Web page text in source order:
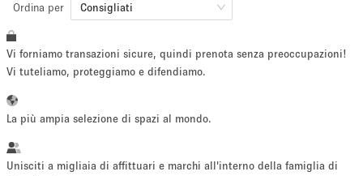
Dimensioni dello spazio
5000+ sq ft
~ 13 persone
Ordina per Consigliati
Vi forniamo transazioni sicure, quindi prenota senza preoccupazioni!
Vi tuteliamo, proteggiamo e difendiamo.
La più ampia selezione di spazi al mondo.
Unisciti a migliaia di affittuari e marchi all'interno della famiglia di